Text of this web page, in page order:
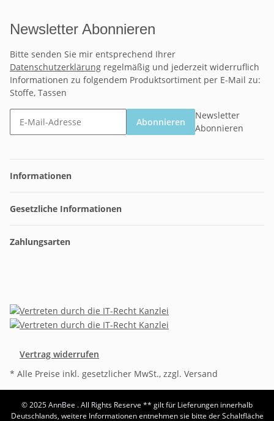
Newsletter Abonnieren
Bitte senden Sie mir entsprechend Ihrer
Datenschutzerklärung regelmäßig und jederzeit widerruflich
Informationen zu folgendem Produktsortiment per E-Mail zu:
Stoffe, Tassen
Abonnieren
Newsletter
Abonnieren
Informationen
Gesetzliche Informationen
Zahlungsarten
Vertrag widerrufen
* Alle Preise inkl. gesetzlicher MwSt., zzgl. Versand
© 2025 AnnBee . All Rights Reserve ** gilt für Lieferungen innerhalb
Deutschlands, weitere Informationen entnehmen sie bitte der Schaltfläche